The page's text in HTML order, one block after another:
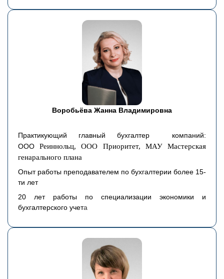
Воробьёва Жанна Владимировна
Практикующий главный бухгалтер компаний:
ОООРеиннольц, ООО Приоритет, МАУ Мастерская
генарального плана
Опыт работы преподавателем по бухгалтерии более 15-
ти лет
20 лет работы по специализации экономики и
бухгалтерского учета